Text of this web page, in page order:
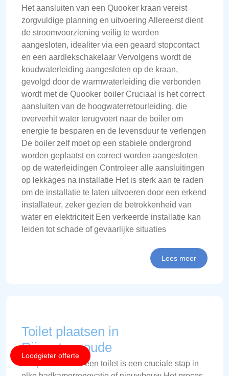
Het aansluiten van een Quooker kraan vereist
zorgvuldige planning en uitvoering Allereerst dient
de stroomvoorziening veilig te worden
aangesloten, idealiter via een geaard stopcontact
en een aardlekschakelaar Vervolgens wordt de
koudwaterleiding aangesloten op de kraan,
gevolgd door de warmwaterleiding die verbonden
wordt met de Quooker boiler Cruciaal is het correct
aansluiten van de hoogwaterretourleiding, die
oververhit water terugvoert naar de boiler om
energie te besparen en de levensduur te verlengen
De boiler zelf moet op een stabiele ondergrond
worden geplaatst en correct worden aangesloten
op de waterleidingen Controleer alle aansluitingen
op lekkages na installatie Het is sterk aan te raden
om de installatie te laten uitvoeren door een erkend
installateur, zeker gezien de betrokkenheid van
water en elektriciteit Een verkeerde installatie kan
leiden tot schade of gevaarlijke situaties
Lees meer
Toilet plaatsen in
Rijnsaterwoude
Het plaatsen van een toilet is een cruciale stap in
Loodgieter offerte